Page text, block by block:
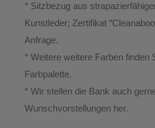
* Sitzbezug aus
Kunstleder; Zertifikat
Anfrage.
* Weitere weitere Farben finden
Farbpalette.
* Wir stellen die Bank auch
Wunschvorstellungen her.